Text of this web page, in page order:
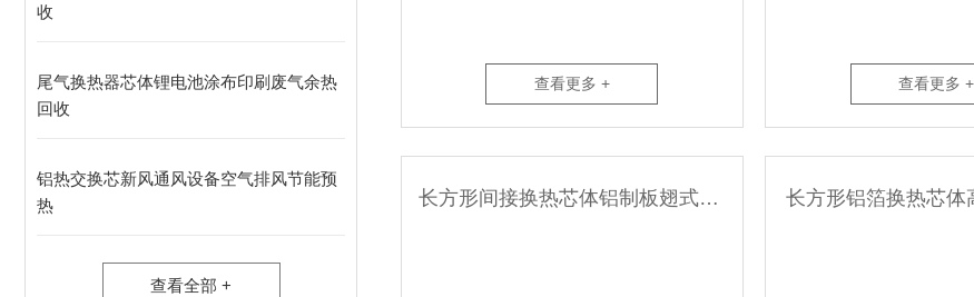
收
尾气换热器芯体锂电池涂布印刷废气余热
回收
铝热交换芯新风通风设备空气排风节能预
热
查看全部 +
查看更多 + 查看更多 +
长方形间接换热芯体铝制板翅式风冷却器 长方形铝箔换热芯体